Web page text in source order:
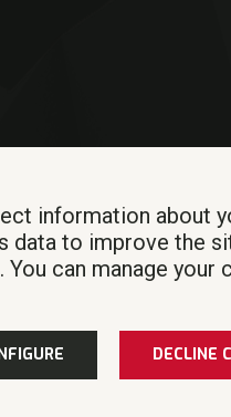
conducta
Plan de Igualdad
information about
data to improve the
can manage your
DECLINE